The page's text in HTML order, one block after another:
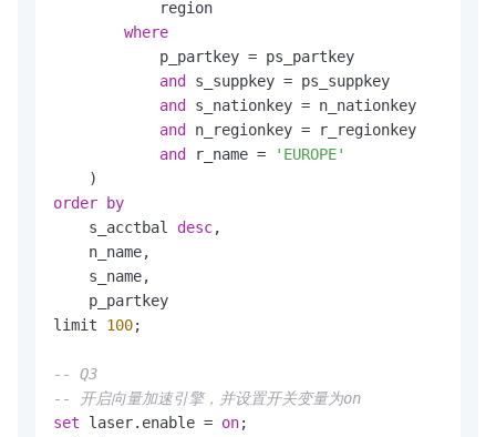
            region
where
            p_partkey
= ps_partkey
and
s_suppkey = ps_suppkey
and
s_nationkey = n_nationkey
and
n_regionkey = r_regionkey
and
r_name =
'EUROPE'
order
by
    s_acctbal
desc,
    n_name,
    s_name,
    p_partkey
limit 100;
-- Q3
-- 开启向量加速引擎，并设置开关变量为on
set laser.enable = on